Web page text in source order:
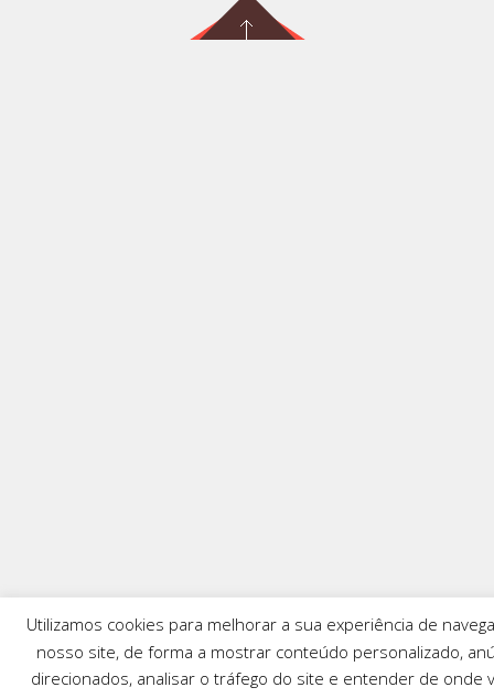
Utilizamos cookies para melhorar a sua experiência de
nosso site, de forma a mostrar conteúdo personalizado,
direcionados, analisar o tráfego do site e entender de onde